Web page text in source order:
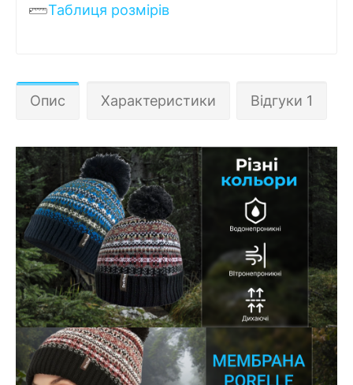
Таблиця розмірів
Опис Характеристики Відгуки 1